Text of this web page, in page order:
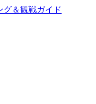
＆観戦ガイド